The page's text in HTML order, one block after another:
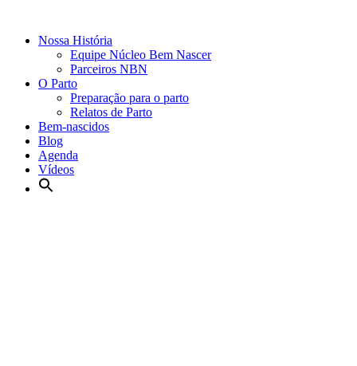
Nossa História
Equipe Núcleo Bem Nascer
Parceiros NBN
O Parto
Preparação para o parto
Relatos de Parto
Bem-nascidos
Blog
Agenda
Vídeos